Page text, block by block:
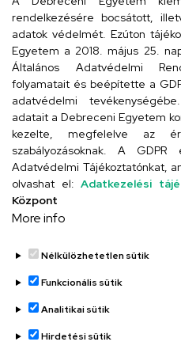
Cím
4026 Debrecen,
Szervezeti
UD
Adatvédelem
Adatvédelem
rendelkezésére bocsátott,
adatok védelmét. Ezúton
Egyetem a 2018. május 25.
Általános Adatvédelmi
folyamatait és beépítette a
adatvédelmi
adatait a Debreceni Egyetem
kezelte, megfelelve az
szabályozásoknak. A
Adatvédelmi Tájékoztatónkat,
olvashat el: Adatkezelési
Központ
More info
Nélkülözhetetlen sütik
Funkcionális sütik
Analitikai sütik
Hirdetési sütik